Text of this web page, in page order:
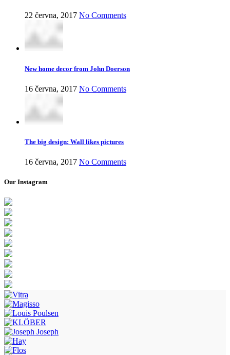
22 června, 2017 No Comments
New home decor from John Doerson
16 června, 2017 No Comments
The big design: Wall likes pictures
16 června, 2017 No Comments
Our Instagram